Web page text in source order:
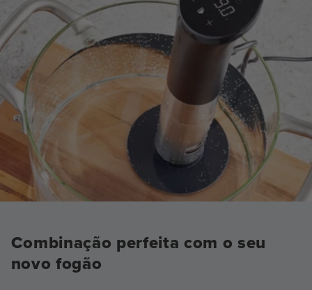
Combinação perfeita com o seu
novo fogão